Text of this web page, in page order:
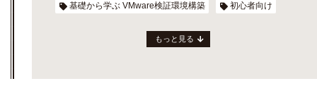
基礎から学ぶ VMware検証環境構築 初心者向け
もっと見る